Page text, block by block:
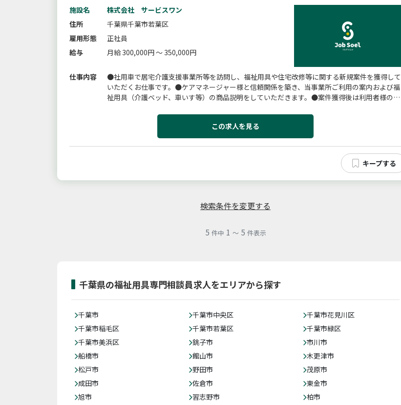
施設名
株式会社 サービスワン
住所
千葉県千葉市若葉区
雇用形態
正社員
給与
月給 300,000円 ～ 350,000円
仕事内容
●社用車で居宅介護支援事業所等を訪問し、福祉用具や住宅改修等に関する新規案件を獲得して
いただくお仕事です。●ケアマネージャー様と信頼関係を築き、当事業所ご利用の案内および福
祉用具（介護ベッド、車いす等）の商品説明をしていただきます。●案件獲得後は利用者様のお
この求人を見る
検索条件を変更する
5 件中 1 ～ 5 件表示
千葉県の福祉用具専門相談員求人をエリアから探す
千葉市 千葉市中央区
千葉市花見川区
千葉市稲毛区
千葉市若葉区
千葉市緑区
千葉市美浜区
銚子市
市川市
船橋市
館山市
木更津市
松戸市
野田市
茂原市
成田市
佐倉市
東金市
旭市
習志野市 柏市